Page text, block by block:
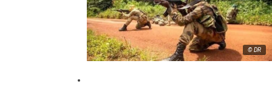
© DR